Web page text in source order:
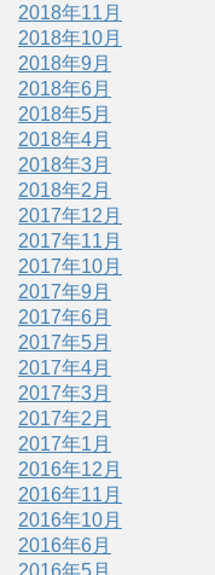
2018年11月
2018年10月
2018年9月
2018年6月
2018年5月
2018年4月
2018年3月
2018年2月
2017年12月
2017年11月
2017年10月
2017年9月
2017年6月
2017年5月
2017年4月
2017年3月
2017年2月
2017年1月
2016年12月
2016年11月
2016年10月
2016年6月
2016年5月